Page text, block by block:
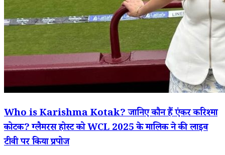
Who is Karishma Kotak? जानिए कौन हैं एंकर करिश्मा
कोटक? ग्लैमरस होस्ट को WCL 2025 के मालिक ने की लाइव
टीवी पर किया प्रपोज